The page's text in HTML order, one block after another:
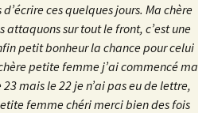
ces quelques jours. Ma chère
sur tout le front, c’est une
petit bonheur la chance pour celui
petite femme j’ai commencé ma
mais le 22 je n’ai pas eu de lettre,
femme chéri merci bien des fois